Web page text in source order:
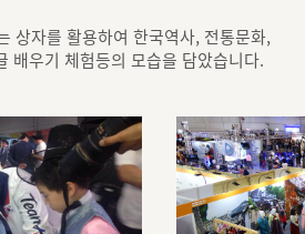
상자를 활용하여 한국역사, 전통문화,
배우기 체험등의 모습을 담았습니다.